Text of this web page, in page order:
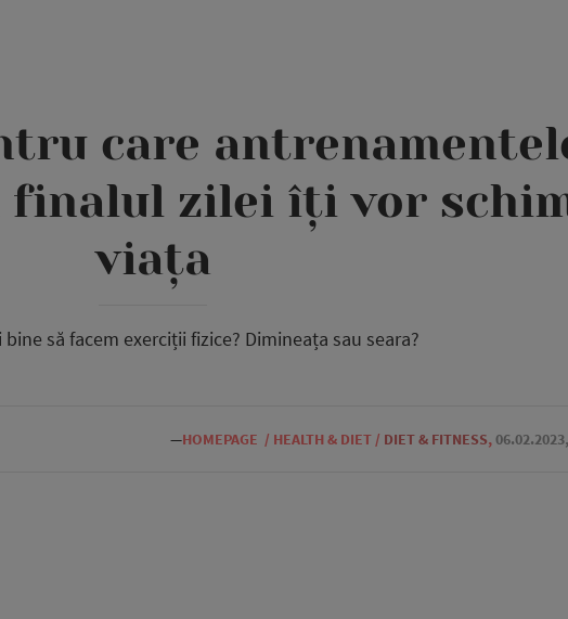
care
finalul zilei îți vor
viața
bine să facem exerciții fizice? Dimineața sau seara?
—HOMEPAGE / HEALTH & DIET / DIET & FITNESS,